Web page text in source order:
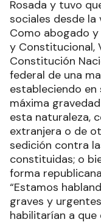
Rosada y tuvo
sociales desde la
Como abogado
y Constitucional,
Constitución
federal de una
estableciendo
máxima
esta naturaleza,
extranjera o de
sedición contra
constituidas; o
forma
“Estamos
graves y
habilitarían a